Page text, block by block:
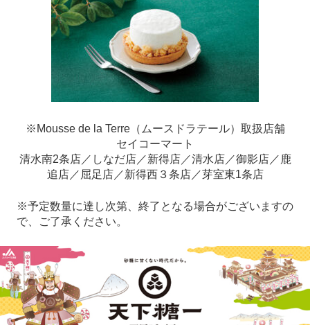
※Mousse de la Terre（ムースドラテール）取扱店舗
セイコーマート
清水南2条店／しなだ店／新得店／清水店／御影店／鹿
追店／屈足店／新得西３条店／芽室東1条店
※予定数量に達し次第、終了となる場合がございますの
で、ご了承ください。